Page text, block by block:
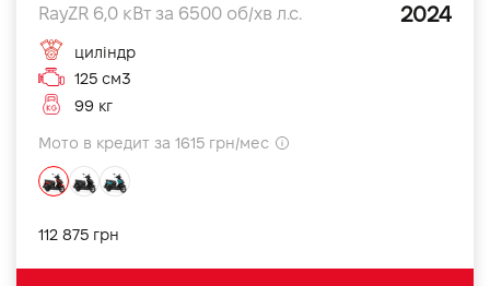
RayZR 6,0 кВт за 6500 об/хв л.с. 2024
циліндр
125 см3
99 кг
Мото в кредит за 1615 грн/мес
112 875 грн